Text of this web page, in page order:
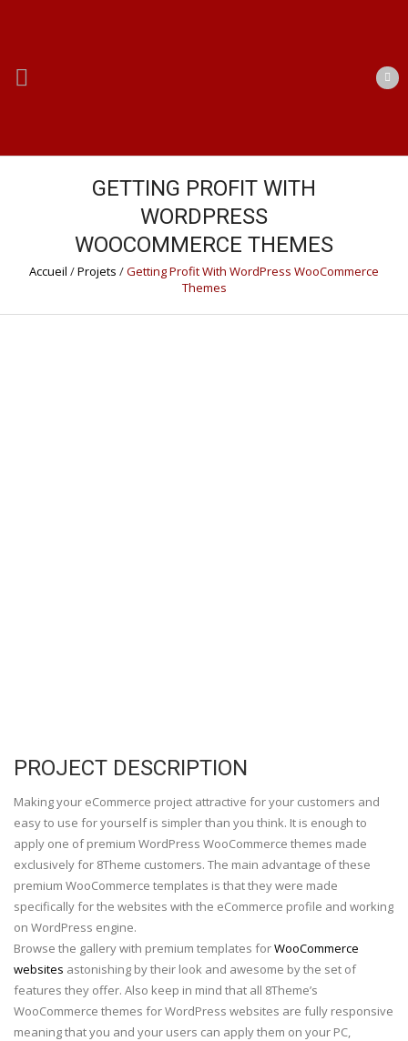
GETTING PROFIT WITH
WORDPRESS
WOOCOMMERCE THEMES
Accueil /Projets /Getting Profit With WordPress WooCommerce
Themes
PROJECT DESCRIPTION
Making your eCommerce project attractive for your customers and
easy to use for yourself is simpler than you think. It is enough to
apply one of premium WordPress WooCommerce themes made
exclusively for 8Theme customers. The main advantage of these
premium WooCommerce templates is that they were made
specifically for the websites with the eCommerce profile and working
on WordPress engine.
Browse the gallery with premium templates forWooCommerce
websites astonishing by their look and awesome by the set of
features they offer. Also keep in mind that all 8Theme’s
WooCommerce themes for WordPress websites are fully responsive
meaning that you and your users can apply them on your PC,